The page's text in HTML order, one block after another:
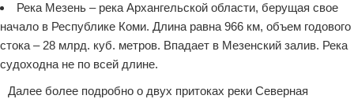
Река Мезень – река Архангельской области, берущая свое
начало в Республике Коми. Длина равна 966 км, объем годового
стока – 28 млрд. куб. метров. Впадает в Мезенский залив. Река
судоходна не по всей длине.
Далее более подробно о двух притоках реки Северная